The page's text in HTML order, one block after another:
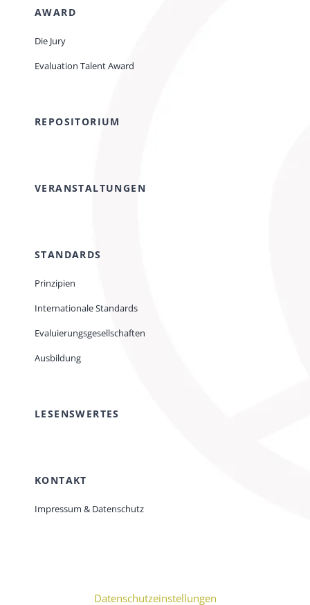
AWARD
Die Jury
Evaluation Talent Award
REPOSITORIUM
VERANSTALTUNGEN
STANDARDS
Prinzipien
Internationale Standards
Evaluierungsgesellschaften
Ausbildung
LESENSWERTES
KONTAKT
Impressum & Datenschutz
Datenschutzeinstellungen